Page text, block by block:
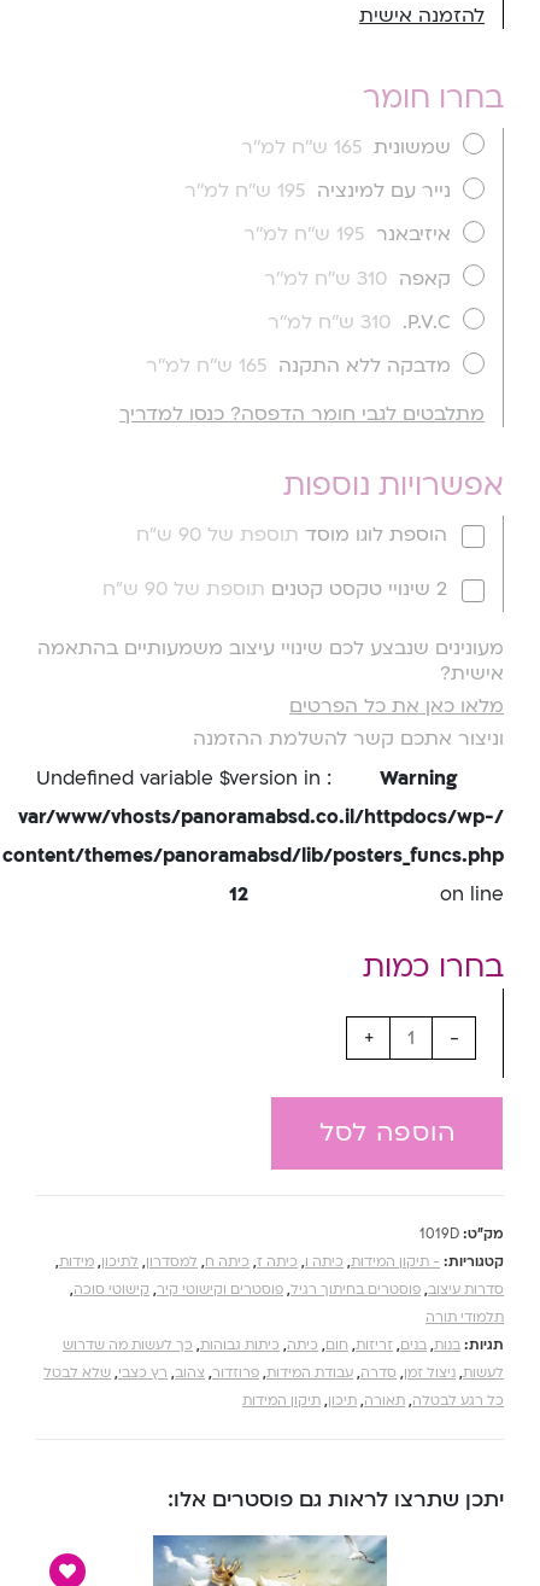
להזמנה אישית
בחרו חומר
שמשונית 165 ש''ח למ''ר
נייר עם למינציה 195 ש''ח למ''ר
איזיבאנר 195 ש''ח למ''ר
קאפה 310 ש''ח למ''ר
P.V.C.
310 ש''ח למ''ר
מדבקה ללא התקנה 165 ש''ח למ''ר
מתלבטים לגבי חומר הדפסה? כנסו למדריך
אפשרויות נוספות
הוספת לוגו מוסד תוספת של 90 ש"ח
2 שינויי טקסט קטנים תוספת של 90 ש"ח
מעונינים שנבצע לכם שינויי עיצוב משמעותיים בהתאמה
אישית?
מלאו כאן את כל הפרטים
וניצור אתכם קשר להשלמת ההזמנה
Warning
: Undefined variable $version in
/var/www/vhosts/panoramabsd.co.il/httpdocs/wp-
content/themes/panoramabsd/lib/posters_funcs.php
on line
12
-
+
הוספה לסל
מק"ט: 1019D
קטגוריות: - תיקון המידות, כיתה ו, כיתה ז, כיתה ח, למסדרון, לתיכון, מידות,
סדרות עיצוב, פוסטרים בחיתוך רגיל, פוסטרים וקישוטי קיר, קישוטי סוכה,
תלמודי תורה
תגיות: בנות, בנים, זריזות, חום, כיתה, כיתות גבוהות, כך לעשות מה שדרוש
לעשות, ניצול זמן, סדרה, עבודת המידות, פרוזדור, צהוב, רץ כצבי, שלא לבטל
כל רגע לבטלה, תאורה, תיכון, תיקון המידות
יתכן שתרצו לראות גם פוסטרים אלו: